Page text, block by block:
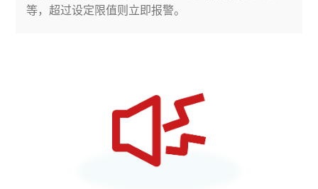
等，超过设定限值则立即报警。